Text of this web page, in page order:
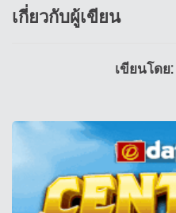
เกี่ยวกับผู้เขียน
เขียนโดย: